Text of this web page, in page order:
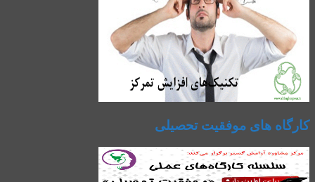
کارگاه های موفقیت تحصیلی